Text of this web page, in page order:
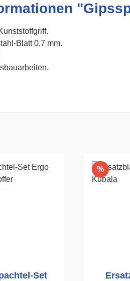
Blatt 0,7 mm.
Set
%Rabatt